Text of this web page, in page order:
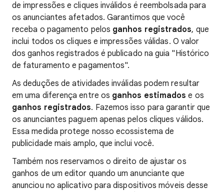
de impressões e cliques inválidos é reembolsada para
os anunciantes afetados. Garantimos que você
receba o pagamento pelos ganhos registrados, que
inclui todos os cliques e impressões válidas. O valor
dos ganhos registrados é publicado na guia "Histórico
de faturamento e pagamentos".
As deduções de atividades inválidas podem resultar
em uma diferença entre os ganhos estimados e os
ganhos registrados. Fazemos isso para garantir que
os anunciantes paguem apenas pelos cliques válidos.
Essa medida protege nosso ecossistema de
publicidade mais amplo, que inclui você.
Também nos reservamos o direito de ajustar os
ganhos de um editor quando um anunciante que
anunciou no aplicativo para dispositivos móveis desse